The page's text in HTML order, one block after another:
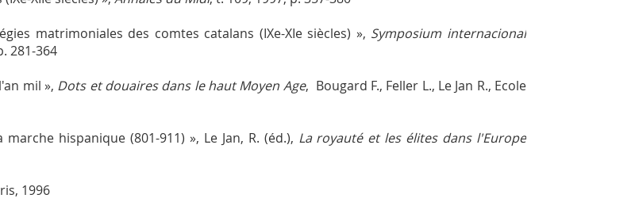
matrimoniales des comtes catalans (IXe-XIe siècles) », Symposium internacional
281-364
mil », Dots et douaires dans le haut Moyen Age, Bougard F., Feller L., Le Jan R., Ecole
hispanique (801-911) », Le Jan, R. (éd.), La royauté et les élites dans l'Europe
1996